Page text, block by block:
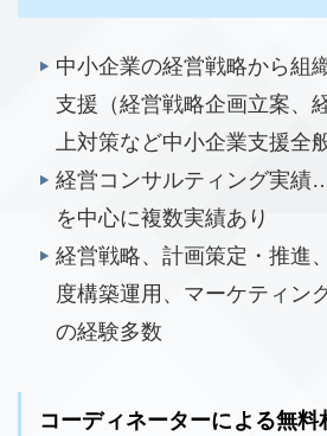
中小企業の経営戦略から組
支援（経営戦略企画立案、
上対策など中小企業支援全般
経営コンサルティング実績
を中心に複数実績あり
経営戦略、計画策定・推進
度構築運用、マーケティン
の経験多数
コーディネーターによる無料